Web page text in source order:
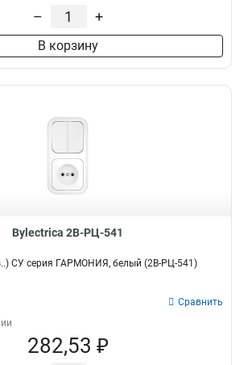
– +
В корзину
Bylectrica 2В-РЦ-541
СУ серия ГАРМОНИЯ, белый (2В-РЦ-541)
Сравнить
282,53 ₽